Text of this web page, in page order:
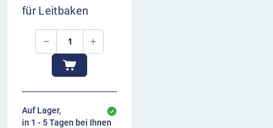
für Leitbaken
Auf Lager,
in 1 - 5 Tagen bei Ihnen